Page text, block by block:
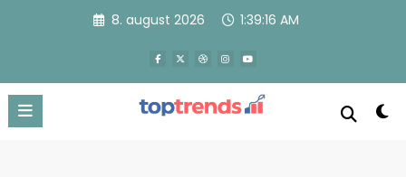
8. august 2026 1:39:18 AM